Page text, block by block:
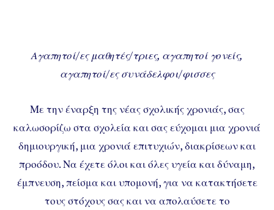
Αγαπητοί/ες μαθητές/τριες, αγαπητοί γονείς,
αγαπητοί/ες συνάδελφοι/φισσες
Με την έναρξη της νέας σχολικής χρονιάς, σας
καλωσορίζω στα σχολεία και σας εύχομαι μια χρονιά
δημιουργική, μια χρονιά επιτυχιών, διακρίσεων και
προόδου. Να έχετε όλοι και όλες υγεία και δύναμη,
έμπνευση, πείσμα και υπομονή, για να κατακτήσετε
τους στόχους σας και να απολαύσετε το